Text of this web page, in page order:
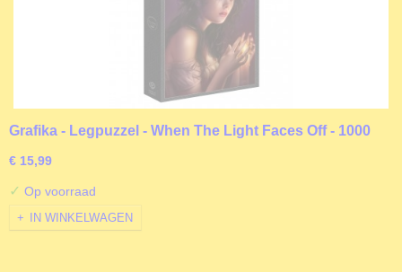
Grafika - Legpuzzel - When The Light Faces Off - 1000
€ 15,99
✓ Op voorraad
IN WINKELWAGEN